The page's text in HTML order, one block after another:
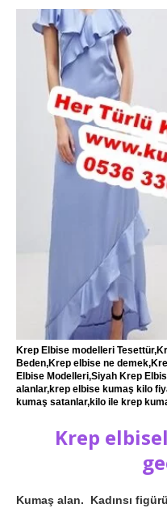
Krep Elbise modelleri
Beden,Krep elbise ne
Elbise Modelleri,Siyah Krep
alanlar,krep elbise kumaş kilo
kumaş satanlar,kilo ile krep
Krep
Kumaş alan. Kadınsı